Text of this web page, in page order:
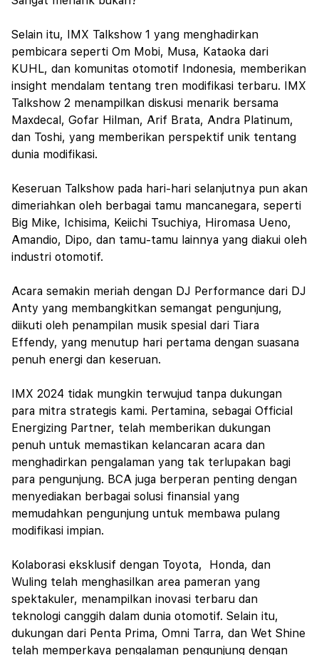
Selain itu, IMX Talkshow 1 yang menghadirkan
pembicara seperti Om Mobi, Musa, Kataoka dari
KUHL, dan komunitas otomotif Indonesia, memberikan
insight mendalam tentang tren modifikasi terbaru. IMX
Talkshow 2 menampilkan diskusi menarik bersama
Maxdecal, Gofar Hilman, Arif Brata, Andra Platinum,
dan Toshi, yang memberikan perspektif unik tentang
dunia modifikasi.
Keseruan Talkshow pada hari-hari selanjutnya pun akan
dimeriahkan oleh berbagai tamu mancanegara, seperti
Big Mike, Ichisima, Keiichi Tsuchiya, Hiromasa Ueno,
Amandio, Dipo, dan tamu-tamu lainnya yang diakui oleh
industri otomotif.
Acara semakin meriah dengan DJ Performance dari DJ
Anty yang membangkitkan semangat pengunjung,
diikuti oleh penampilan musik spesial dari Tiara
Effendy, yang menutup hari pertama dengan suasana
penuh energi dan keseruan.
IMX 2024 tidak mungkin terwujud tanpa dukungan
para mitra strategis kami. Pertamina, sebagai Official
Energizing Partner, telah memberikan dukungan
penuh untuk memastikan kelancaran acara dan
menghadirkan pengalaman yang tak terlupakan bagi
para pengunjung. BCA juga berperan penting dengan
menyediakan berbagai solusi finansial yang
memudahkan pengunjung untuk membawa pulang
modifikasi impian.
Kolaborasi eksklusif dengan Toyota, Honda, dan
Wuling telah menghasilkan area pameran yang
spektakuler, menampilkan inovasi terbaru dan
teknologi canggih dalam dunia otomotif. Selain itu,
dukungan dari Penta Prima, Omni Tarra, dan Wet Shine
telah memperkaya pengalaman pengunjung dengan